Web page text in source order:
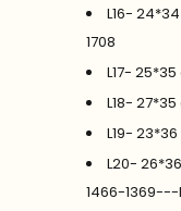
L16-
1708
L17-
L18-
L19-
L20-
1466-1369---